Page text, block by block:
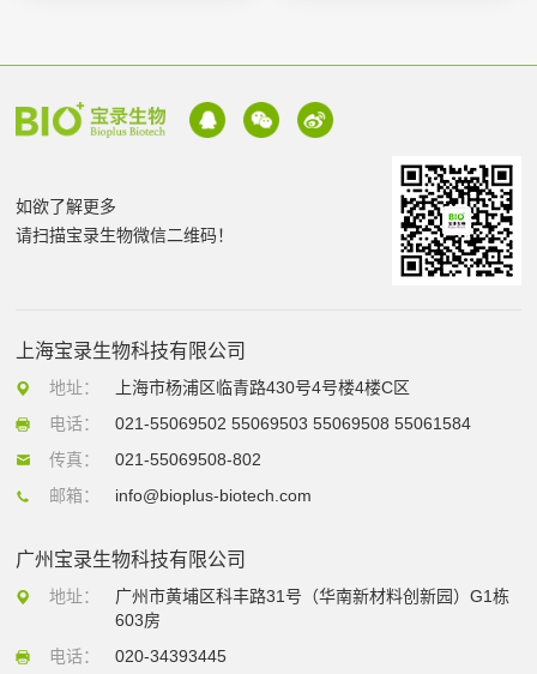
如欲了解更多
请扫描宝录生物微信二维码！
上海宝录生物科技有限公司
地址：
上海市杨浦区临青路430号4号楼4楼C区
电话：
021-55069502 55069503 55069508 55061584
传真：
021-55069508-802
邮箱：
info@bioplus-biotech.com
广州宝录生物科技有限公司
地址：
广州市黄埔区科丰路31号（华南新材料创新园）G1栋
603房
电话：
020-34393445